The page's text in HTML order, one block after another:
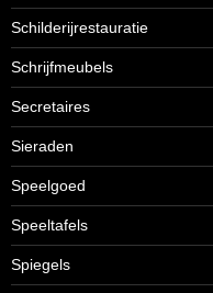
Schilderijrestauratie
Schrijfmeubels
Secretaires
Sieraden
Speelgoed
Speeltafels
Spiegels